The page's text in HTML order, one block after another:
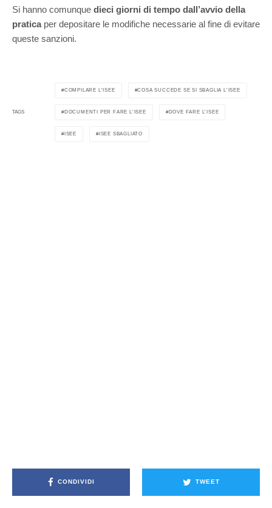
Si hanno comunque dieci giorni di tempo dall’avvio della
praticaper depositare le modifiche necessarie al fine di evitare
queste sanzioni.
TAGS
COMPILARE L'ISEE COSA SUCCEDE SE SI SBAGLIA L'ISEE
DOCUMENTI PER FARE L'ISEE DOVE FARE L'ISEE
ISEE ISEE SBAGLIATO
CONDIVIDI TWEET